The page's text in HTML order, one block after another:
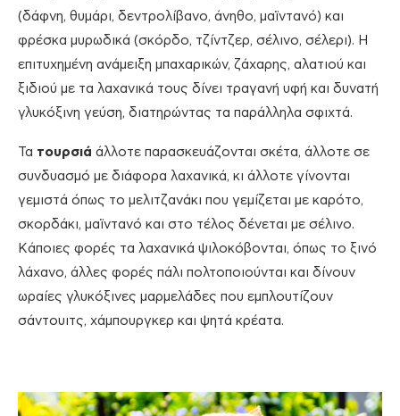
(δάφνη, θυμάρι, δεντρολίβανο, άνηθο, μαϊντανό) και
φρέσκα μυρωδικά (σκόρδο, τζίντζερ, σέλινο, σέλερι). Η
επιτυχημένη ανάμειξη μπαχαρικών, ζάχαρης, αλατιού και
ξιδιού με τα λαχανικά τους δίνει τραγανή υφή και δυνατή
γλυκόξινη γεύση, διατηρώντας τα παράλληλα σφιχτά.
Τα τουρσιά άλλοτε παρασκευάζονται σκέτα, άλλοτε σε
συνδυασμό με διάφορα λαχανικά, κι άλλοτε γίνονται
γεμιστά όπως το μελιτζανάκι που γεμίζεται με καρότο,
σκορδάκι, μαϊντανό και στο τέλος δένεται με σέλινο.
Κάποιες φορές τα λαχανικά ψιλοκόβονται, όπως το ξινό
λάχανο, άλλες φορές πάλι πολτοποιούνται και δίνουν
ωραίες γλυκόξινες μαρμελάδες που εμπλουτίζουν
σάντουιτς, χάμπουργκερ και ψητά κρέατα.